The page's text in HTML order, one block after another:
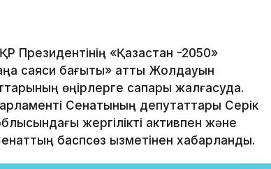
Президентінің «Қазақстан -2050»
саяси бағыты» атты Жолдауын
өңірлерге сапары жалғасуда.
Сенатының депутаттары Серік
жергілікті активпен және
баспсөз қызметінен хабарланды.